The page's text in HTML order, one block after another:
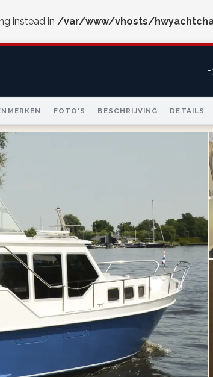
instead in /var/www/vhosts/
FOTO'S BESCHRIJVING DETAILS